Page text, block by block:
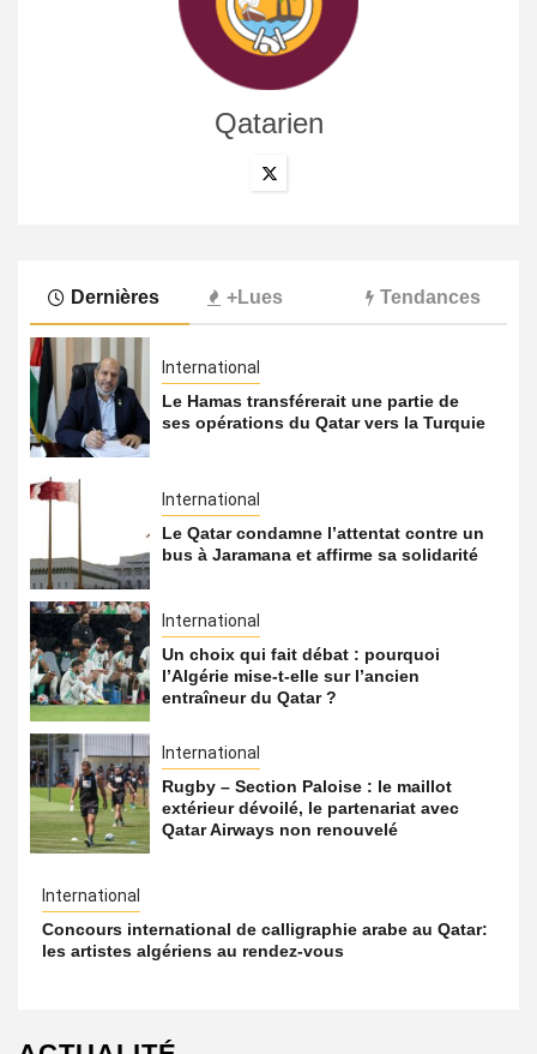
Qatarien
Dernières +Lues Tendances
International
Le Hamas transférerait une partie de
ses opérations du Qatar vers la Turquie
International
Le Qatar condamne l’attentat contre un
bus à Jaramana et affirme sa solidarité
International
Un choix qui fait débat : pourquoi
l’Algérie mise-t-elle sur l’ancien
entraîneur du Qatar ?
International
Rugby – Section Paloise : le maillot
extérieur dévoilé, le partenariat avec
Qatar Airways non renouvelé
International
Concours international de calligraphie arabe au Qatar:
les artistes algériens au rendez-vous